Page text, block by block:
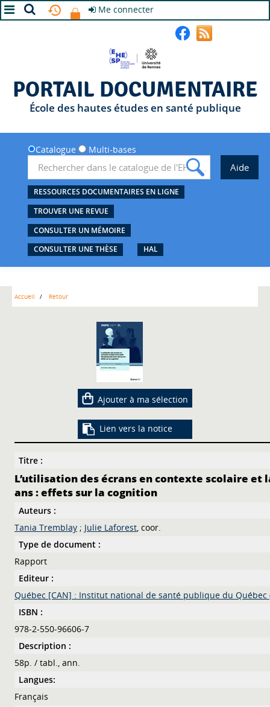
Me connecter
PORTAIL DOCUMENTAIRE
École des hautes études en santé publique
Catalogue Multi-bases
RESSOURCES DOCUMENTAIRES EN LIGNE
TROUVER UNE REVUE
CONSULTER UN MÉMOIRE
CONSULTER UNE THÈSE
HAL
Accueil Retour
Ajouter à ma sélection
Lien vers la notice
Titre :
L’utilisation des écrans en contexte scolaire et
ans : effets sur la cognition
Auteurs :
Tania Tremblay ; Julie Laforest, coor.
Type de document :
Rapport
Editeur :
Québec [CAN] : Institut national de santé publique du Québec
ISBN :
978-2-550-96606-7
Description :
58p. / tabl., ann.
Langues:
Français